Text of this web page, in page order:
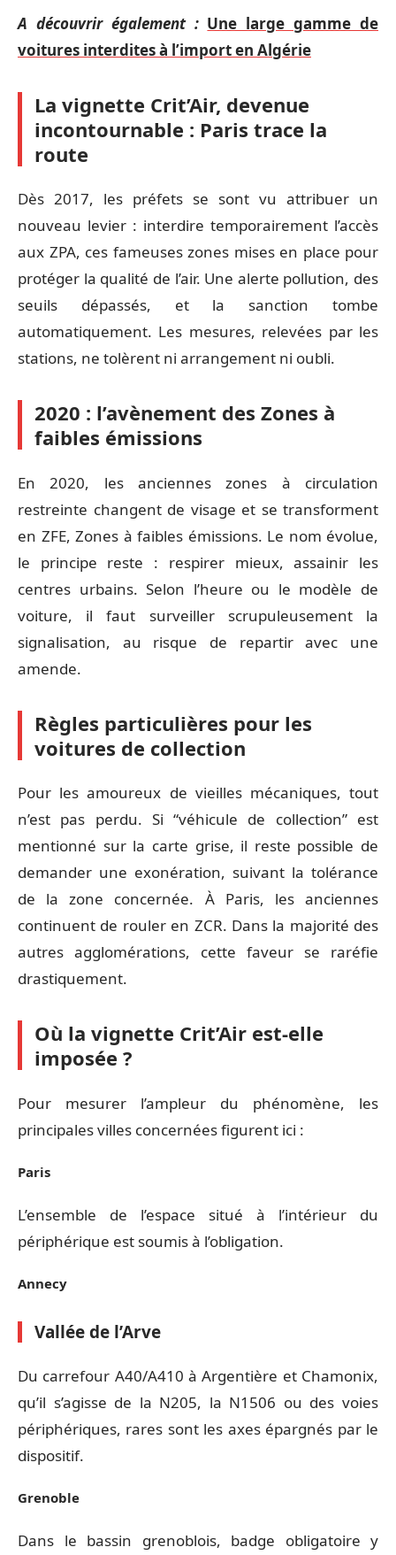
A découvrir également : Une large gamme de
voitures interdites à l’import en Algérie
La vignette Crit’Air, devenue
incontournable : Paris trace la
route
Dès 2017, les préfets se sont vu attribuer un
nouveau levier : interdire temporairement l’accès
aux ZPA, ces fameuses zones mises en place pour
protéger la qualité de l’air. Une alerte pollution, des
seuils dépassés, et la sanction tombe
automatiquement. Les mesures, relevées par les
stations, ne tolèrent ni arrangement ni oubli.
2020 : l’avènement des Zones à
faibles émissions
En 2020, les anciennes zones à circulation
restreinte changent de visage et se transforment
en ZFE, Zones à faibles émissions. Le nom évolue,
le principe reste : respirer mieux, assainir les
centres urbains. Selon l’heure ou le modèle de
voiture, il faut surveiller scrupuleusement la
signalisation, au risque de repartir avec une
amende.
Règles particulières pour les
voitures de collection
Pour les amoureux de vieilles mécaniques, tout
n’est pas perdu. Si “véhicule de collection” est
mentionné sur la carte grise, il reste possible de
demander une exonération, suivant la tolérance
de la zone concernée. À Paris, les anciennes
continuent de rouler en ZCR. Dans la majorité des
autres agglomérations, cette faveur se raréfie
drastiquement.
Où la vignette Crit’Air est-elle
imposée ?
Pour mesurer l’ampleur du phénomène, les
principales villes concernées figurent ici :
Paris
L’ensemble de l’espace situé à l’intérieur du
périphérique est soumis à l’obligation.
Annecy
Vallée de l’Arve
Du carrefour A40/A410 à Argentière et Chamonix,
qu’il s’agisse de la N205, la N1506 ou des voies
périphériques, rares sont les axes épargnés par le
dispositif.
Grenoble
Dans le bassin grenoblois, badge obligatoire y